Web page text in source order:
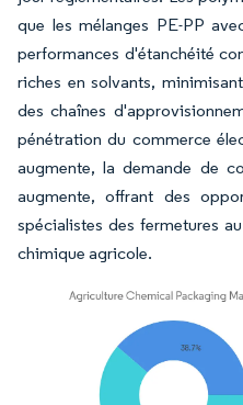
que les mélanges PE-PP
performances d'étanchéité
riches en solvants,
des chaînes
pénétration du commerce
augmente, la demande de
augmente, offrant des
spécialistes des fermetures
chimique agricole.